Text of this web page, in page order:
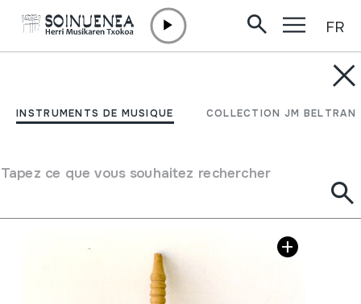
INSTRUMENTS DE MUSIQUE COLLECTION JM BELTRAN
Tapez ce que vous souhaitez rechercher
FR
RABAB; LIRA
Type d'instrument de musique Cordes->